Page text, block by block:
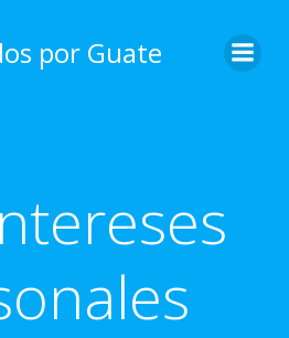
content
por Guate